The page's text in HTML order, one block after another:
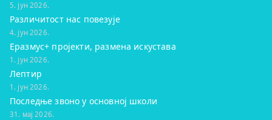
5. јун 2026.
Различитост нас повезује
4. јун 2026.
Еразмус+ пројекти, размена искустава
1. јун 2026.
Лептир
1. јун 2026.
Последње звоно у основној школи
31. мај 2026.